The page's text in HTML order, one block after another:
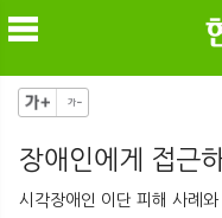
메
장애인에게 접근
시각장애인 이단 피해 사례와